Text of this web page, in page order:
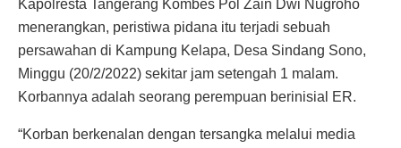
Kapolresta Tangerang Kombes Pol Zain Dwi Nugroho
menerangkan, peristiwa pidana itu terjadi sebuah
persawahan di Kampung Kelapa, Desa Sindang Sono,
Minggu (20/2/2022) sekitar jam setengah 1 malam.
Korbannya adalah seorang perempuan berinisial ER.
“Korban berkenalan dengan tersangka melalui media